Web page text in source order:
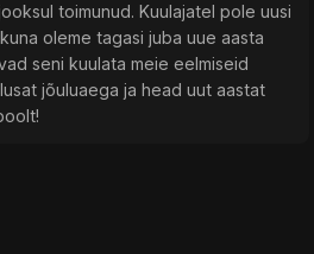
toimunud. Kuulajatel pole uusi
oleme tagasi juba uue aasta
seni kuulata meie eelmiseid
jõuluaega ja head uut aastat